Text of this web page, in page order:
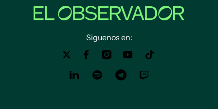
Siguenos en: